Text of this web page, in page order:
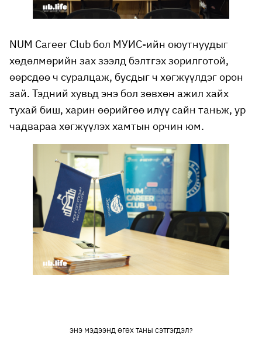
NUM Career Club бол МУИС-ийн оюутнуудыг
хөдөлмөрийн зах зээлд бэлтгэх зорилготой,
өөрсдөө ч суралцаж, бусдыг ч хөгжүүлдэг орон
зай. Тэдний хувьд энэ бол зөвхөн ажил хайх
тухай биш, харин өөрийгөө илүү сайн таньж, ур
чадвараа хөгжүүлэх хамтын орчин юм.
ЭНЭ МЭДЭЭНД ӨГӨХ ТАНЫ СЭТГЭГДЭЛ?